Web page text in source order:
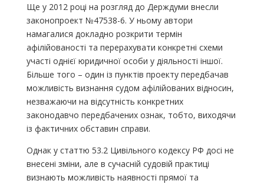
Ще у 2012 році на розгляд до Держдуми внесли
законопроект №47538-6. У ньому автори
намагалися докладно розкрити термін
афілійованості та перерахувати конкретні схеми
участі однієї юридичної особи у діяльності іншої.
Більше того – один із пунктів проекту передбачав
можливість визнання судом афілійованих відносин,
незважаючи на відсутність конкретних
законодавчо передбачених ознак, тобто, виходячи
із фактичних обставин справи.
Однак у статтю 53.2 Цивільного кодексу РФ досі не
внесені зміни, але в сучасній судовій практиці
визнають можливість наявності прямої та